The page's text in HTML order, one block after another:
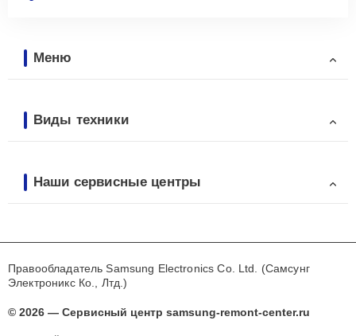
Меню
Виды техники
Наши сервисные центры
Правообладатель Samsung Electronics Co. Ltd. (Самсунг
Электроникс Ко., Лтд.)
© 2026 — Сервисный центр samsung-remont-center.ru